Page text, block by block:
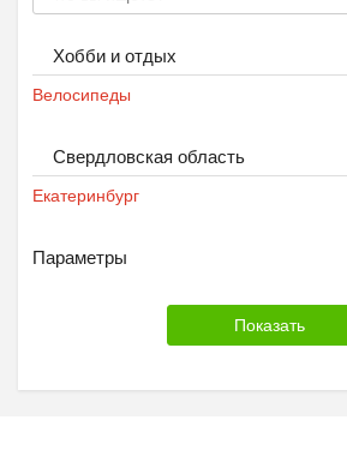
Хобби и отдых
Велосипеды
Свердловская область
Екатеринбург
Параметры